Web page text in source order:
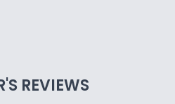
REVIEWS